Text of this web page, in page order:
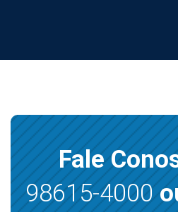
Fale
98615-4000